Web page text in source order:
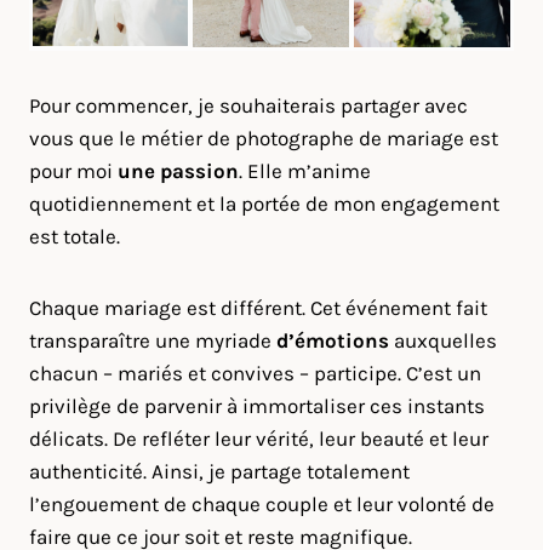
Pour commencer, je souhaiterais partager avec
vous que le métier de photographe de mariage est
pour moi une passion. Elle m’anime
quotidiennement et la portée de mon engagement
est totale.
Chaque mariage est différent. Cet événement fait
transparaître une myriade d’émotions auxquelles
chacun – mariés et convives – participe. C’est un
privilège de parvenir à immortaliser ces instants
délicats. De refléter leur vérité, leur beauté et leur
authenticité. Ainsi, je partage totalement
l’engouement de chaque couple et leur volonté de
faire que ce jour soit et reste magnifique.